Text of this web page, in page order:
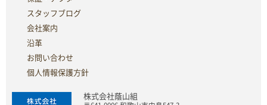
スタッフブログ
会社案内
沿革
お問い合わせ
個人情報保護方針
株式会社蔭山組